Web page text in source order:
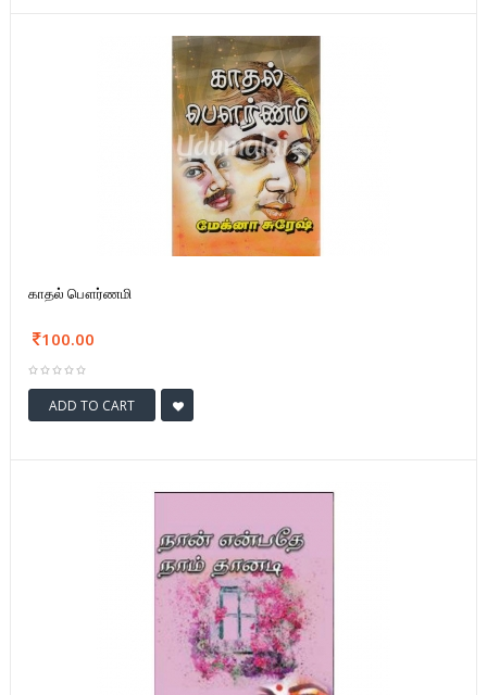
காதல் பௌர்ணமி
100.00
ADD TO CART